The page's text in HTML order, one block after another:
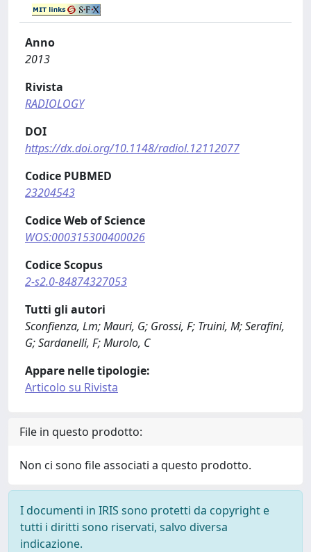
Anno
2013
Rivista
RADIOLOGY
DOI
https://dx.doi.org/10.1148/radiol.12112077
Codice PUBMED
23204543
Codice Web of Science
WOS:000315300400026
Codice Scopus
2-s2.0-84874327053
Tutti gli autori
Sconfienza, Lm; Mauri, G; Grossi, F; Truini, M; Serafini,
G; Sardanelli, F; Murolo, C
Appare nelle tipologie:
Articolo su Rivista
File in questo prodotto:
Non ci sono file associati a questo prodotto.
I documenti in IRIS sono protetti da copyright e
tutti i diritti sono riservati, salvo diversa
indicazione.